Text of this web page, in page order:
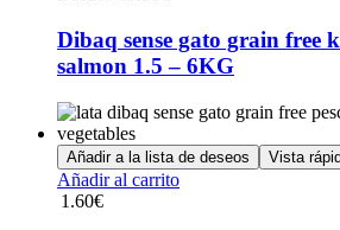
múltiples
variantes.
Las
se
pueden
elegir
en
Dibaq sense gato grain free
salmon 1.5 – 6KG
Añadir a la lista de deseos Vista
Añadir al carrito
1.60€